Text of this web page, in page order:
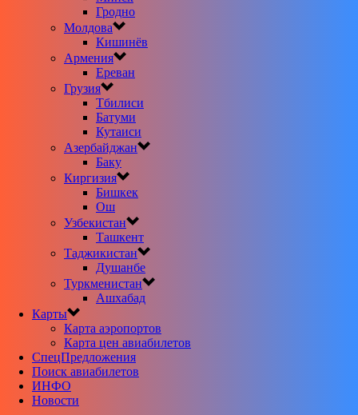
Гродно
Молдова
Кишинёв
Армения
Ереван
Грузия
Тбилиси
Батуми
Кутаиси
Азербайджан
Баку
Киргизия
Бишкек
Ош
Узбекистан
Ташкент
Таджикистан
Душанбе
Туркменистан
Ашхабад
Карты
Карта аэропортов
Карта цен авиабилетов
CпецПредложения
Поиск авиабилетов
ИНФО
Новости